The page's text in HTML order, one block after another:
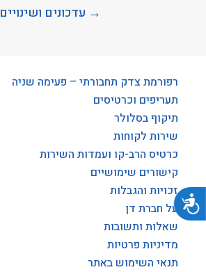
נגישות
→ עדכונים ושינויים
רפורמת צדק תחבורתי – פעימה שניה
תעריפים וכרטיסים
תיקוף בסלולר
שירות לקוחות
כרטיס הרב-קו ועמדות השירות
קישורים שימושיים
זכויות והגבלות
על חברת דן
שאלות ותשובות
מדיניות פרטיות
תנאי השימוש באתר